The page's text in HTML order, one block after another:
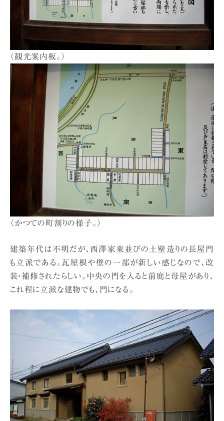
（観光案内板。）
（かつての町割りの様子。）
建築年代は不明だが、西澤家東並びの土壁造りの長屋門
も立派である。瓦屋根や壁の一部が新しい感じなので、改
装・補修されたらしい。中央の門を入ると前庭と母屋があり、
これ程に立派な建物でも、門になる。